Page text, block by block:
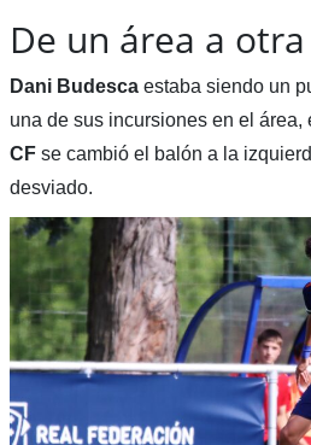
De un área a otra
Dani Budescaestaba siendo un
una de sus incursiones en el área,
CFse cambió el balón a la
desviado.